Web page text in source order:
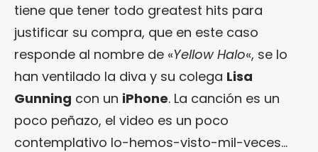
tiene que tener todo greatest hits para
justificar su compra, que en este caso
responde al nombre de «Yellow Halo«, se lo
han ventilado la diva y su colega Lisa
Gunning con un iPhone. La canción es un
poco peñazo, el video es un poco
contemplativo lo-hemos-visto-mil-veces…